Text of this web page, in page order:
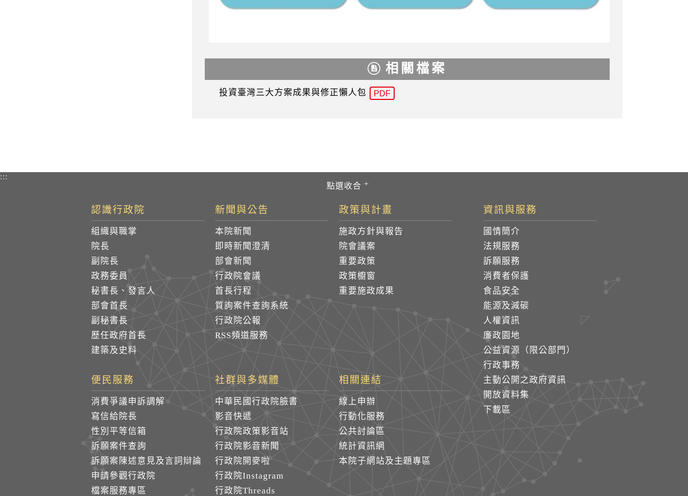
相關檔案
投資臺灣三大方案成果與修正懶人包 PDF
:::
認識行政院
組織與職掌
院長
副院長
政務委員
秘書長、發言人
部會首長
副秘書長
歷任政府首長
建築及史料
新聞與公告
本院新聞
即時新聞澄清
部會新聞
行政院會議
首長行程
質詢案件查詢系統
行政院公報
RSS頻道服務
政策與計畫
施政方針與報告
院會議案
重要政策
政策櫥窗
重要施政成果
資訊與服務
國情簡介
法規服務
訴願服務
消費者保護
食品安全
能源及減碳
人權資訊
廉政園地
公益資源（限公部門）
行政事務
主動公開之政府資訊
開放資料集
下載區
便民服務
消費爭議申訴調解
寫信給院長
性別平等信箱
訴願案件查詢
訴願案陳述意見及言詞辯論
申請參觀行政院
檔案服務專區
社群與多媒體
中華民國行政院臉書
影音快遞
行政院政策影音站
行政院影音新聞
行政院開麥啦
行政院Instagram
行政院Threads
相關連結
線上申辦
行動化服務
公共討論區
統計資訊網
本院子網站及主題專區